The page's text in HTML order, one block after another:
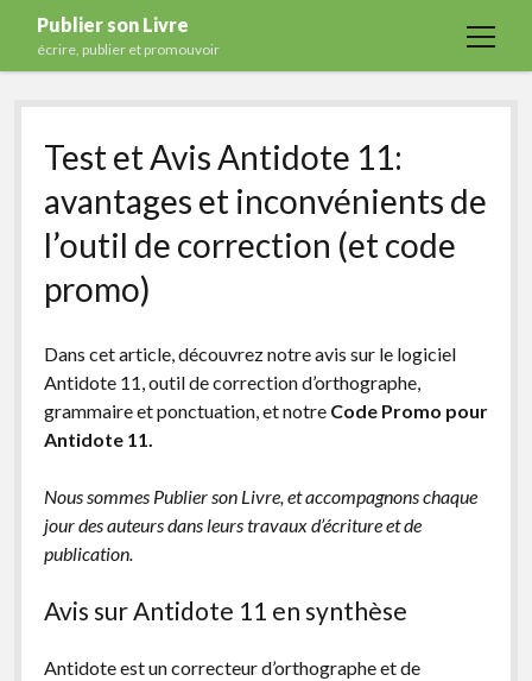
Publier son Livre
écrire, publier et promouvoir
open
Accueil
Formations
Services
Blog
Auto-édition
Actualités
Contact
facebook
instagram
Test et Avis Antidote 11:
avantages et inconvénients de
l’outil de correction (et code
promo)
Dans cet article, découvrez notre avis sur le logiciel
Antidote 11, outil de correction d’orthographe,
grammaire et ponctuation, et notre Code Promo pour
Antidote 11.
Nous sommes Publier son Livre, et accompagnons chaque
jour des auteurs dans leurs travaux d’écriture et de
publication.
Avis sur Antidote 11 en synthèse
Antidote est un correcteur d’orthographe et de